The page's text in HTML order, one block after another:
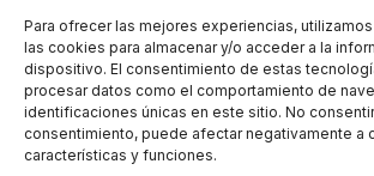
Para ofrecer las mejores experiencias,
las cookies para almacenar y/o acceder a la
dispositivo. El consentimiento de estas
procesar datos como el comportamiento de
identificaciones únicas en este sitio. No
consentimiento, puede afectar negativamente a
características y funciones.
perspectiva de seguridad cibernética,
llama el principio del privilegio mínimo
significa dar a cada usuario del
podría ser su VMS, el nivel mínimo de
necesitan para sus trabajos. Por